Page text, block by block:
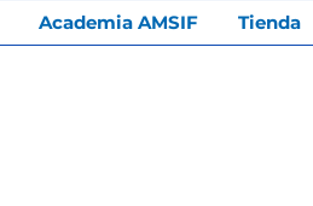
Academia AMSIF Tienda